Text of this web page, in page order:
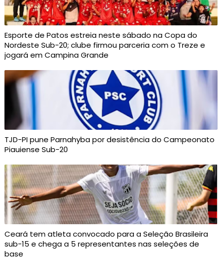
Esporte de Patos estreia neste sábado na Copa do
Nordeste Sub-20; clube firmou parceria com o Treze e
jogará em Campina Grande
TJD-PI pune Parnahyba por desistência do Campeonato
Piauiense Sub-20
Ceará tem atleta convocado para a Seleção Brasileira
sub-15 e chega a 5 representantes nas seleções de
base